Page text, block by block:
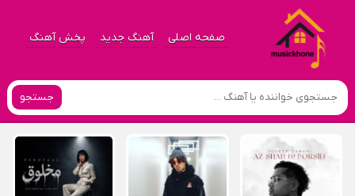
صفحه اصلی آهنگ جدید پخش آهنگ
جستجو